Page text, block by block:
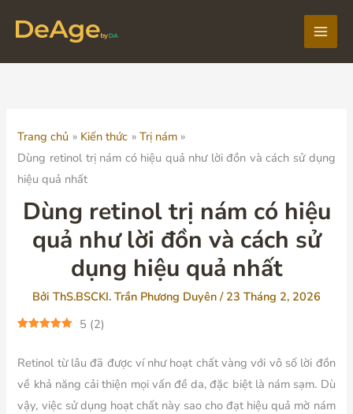
Main
Trang chủ Kiến thức
Trị nám
Dùng retinol trị nám có hiệu quả như lời đồn và cách sử dụng
hiệu quả nhất
Dùng retinol trị nám có hiệu
quả như lời đồn và cách sử
dụng hiệu quả nhất
Bởi ThS.BSCKI. Trần Phương Duyên/ 23 Tháng 2, 2026
5 (2)
Retinol từ lâu đã được ví như hoạt chất vàng với vô số lời đồn
về khả năng cải thiện mọi vấn đề da, đặc biệt là nám sạm. Dù
vậy, việc sử dụng hoạt chất này sao cho đạt hiệu quả mờ nám